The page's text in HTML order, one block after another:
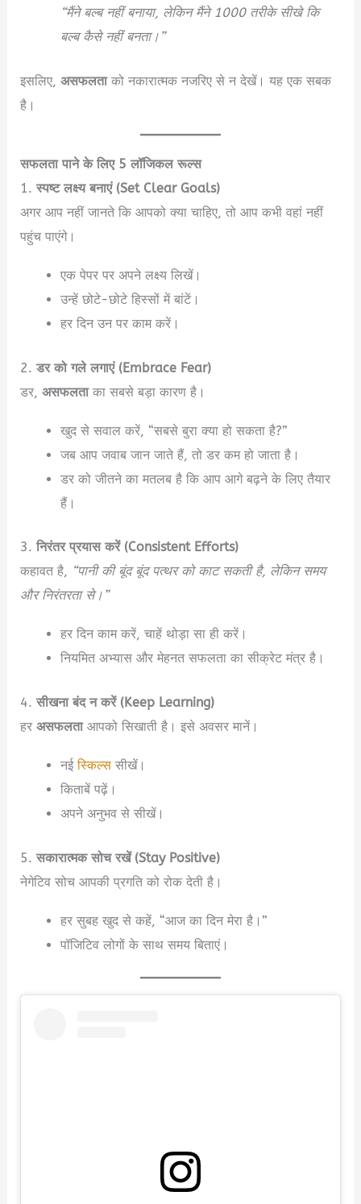
“मैंने बल्ब नहीं बनाया, लेकिन मैंने 1000 तरीके सीखे कि
बल्ब कैसे नहीं बनता।”
इसलिए,असफलताको नकारात्मक नजरिए से न देखें। यह एक सबक
है।
सफलता पाने के लिए 5 लॉजिकल रूल्स
1.स्पष्ट लक्ष्य बनाएं (Set Clear Goals)
अगर आप नहीं जानते कि आपको क्या चाहिए, तो आप कभी वहां नहीं
पहुंच पाएंगे।
एक पेपर पर अपने लक्ष्य लिखें।
उन्हें छोटे-छोटे हिस्सों में बांटें।
हर दिन उन पर काम करें।
2.डर को गले लगाएं (Embrace Fear)
डर,असफलताका सबसे बड़ा कारण है।
खुद से सवाल करें, “सबसे बुरा क्या हो सकता है?”
जब आप जवाब जान जाते हैं, तो डर कम हो जाता है।
डर को जीतने का मतलब है कि आप आगे बढ़ने के लिए तैयार
हैं।
3.निरंतर प्रयास करें (Consistent Efforts)
कहावत है, “पानी की बूंद बूंद पत्थर को काट सकती है, लेकिन समय
और निरंतरता से।”
हर दिन काम करें, चाहें थोड़ा सा ही करें।
नियमित अभ्यास और मेहनत सफलता का सीक्रेट मंत्र है।
4.सीखना बंद न करें (Keep Learning)
हरअसफलताआपको सिखाती है। इसे अवसर मानें।
नईस्किल्स सीखें।
किताबें पढ़ें।
अपने अनुभव से सीखें।
5.सकारात्मक सोच रखें (Stay Positive)
नेगेटिव सोच आपकी प्रगति को रोक देती है।
हर सुबह खुद से कहें, “आज का दिन मेरा है।”
पॉजिटिव लोगों के साथ समय बिताएं।